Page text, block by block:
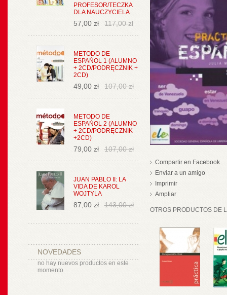
PROFESOR/TECZKA
DLA NAUCZYCIELA
57,00 zł 117,00 zł
METODO DE
ESPAŃOL 1 (ALUMNO
+ 2CD/PODRĘCZNIK +
2CD)
49,00 zł 107,00 zł
METODO DE
ESPAŃOL 2 (ALUMNO
+ 2CD/PODRĘCZNIK
+2CD)
79,00 zł 107,00 zł
JUAN PABLO II: LA
VIDA DE KAROL
WOJTYLA
87,00 zł 143,00 zł
NOVEDADES
no hay nuevos productos en este
momento
Compartir en Facebook
Enviar a un amigo
Imprimir
Ampliar
OTROS PRODUCTOS DE